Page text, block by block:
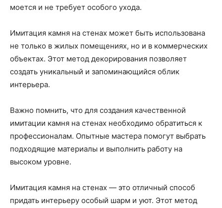
моется и не требует особого ухода.
Имитация камня на стенах может быть использована
не только в жилых помещениях, но и в коммерческих
объектах. Этот метод декорирования позволяет
создать уникальный и запоминающийся облик
интерьера.
Важно помнить, что для создания качественной
имитации камня на стенах необходимо обратиться к
профессионалам. Опытные мастера помогут выбрать
подходящие материалы и выполнить работу на
высоком уровне.
Имитация камня на стенах — это отличный способ
придать интерьеру особый шарм и уют. Этот метод